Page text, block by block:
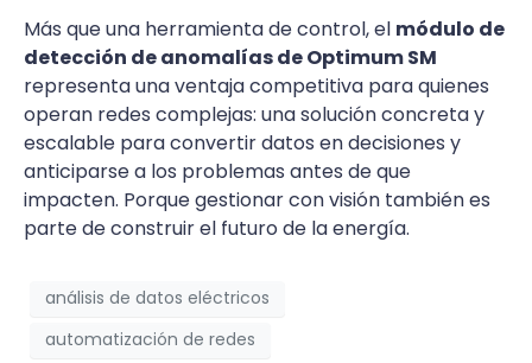
Más que una herramienta de control, el módulo de
detección de anomalías de Optimum SM
representa una ventaja competitiva para quienes
operan redes complejas: una solución concreta y
escalable para convertir datos en decisiones y
anticiparse a los problemas antes de que
impacten. Porque gestionar con visión también es
parte de construir el futuro de la energía.
análisis de datos eléctricos
automatización de redes